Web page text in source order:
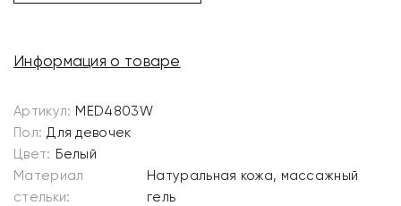
Информация о товаре
Артикул: MED4803W
Пол: Для девочек
Цвет: Белый
Материал
стельки:
Натуральная кожа, массажный
гель